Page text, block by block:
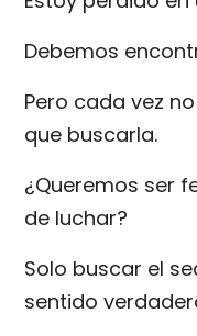
Debemos
Pero cada vez
que buscarla.
¿Queremos ser
de luchar?
Solo buscar el
sentido